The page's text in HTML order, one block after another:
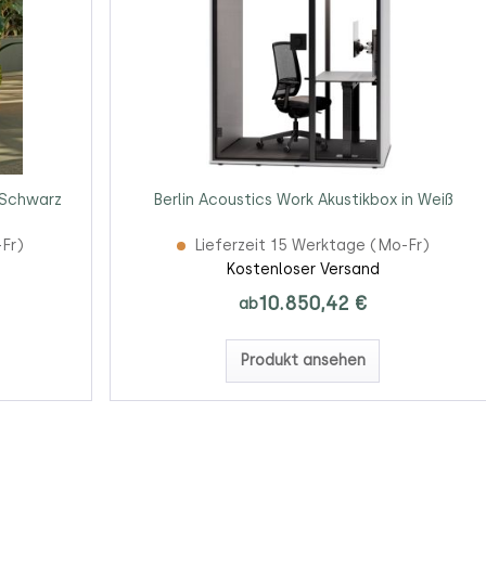
Berlin Acoustics Work Akustikbox in Weiß
Lieferzeit 15 Werktage (Mo-Fr)
Kostenloser Versand
ab10.850,42 €
Produkt ansehen